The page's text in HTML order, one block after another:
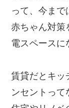
って、今まで
赤ちゃん対策
電スペースに
賃貸だとキッ
ンセントって